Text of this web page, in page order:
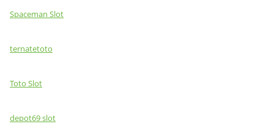
Spaceman Slot
ternatetoto
Toto Slot
depot69 slot